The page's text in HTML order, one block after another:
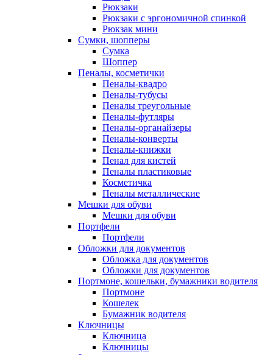
Рюкзаки
Рюкзаки с эргономичной спинкой
Рюкзак мини
Сумки, шопперы
Сумка
Шоппер
Пеналы, косметички
Пеналы-квадро
Пеналы-тубусы
Пеналы треугольные
Пеналы-футляры
Пеналы-органайзеры
Пеналы-конверты
Пеналы-книжки
Пенал для кистей
Пеналы пластиковые
Косметичка
Пеналы металлические
Мешки для обуви
Мешки для обуви
Портфели
Портфели
Обложки для документов
Обложка для документов
Обложки для документов
Портмоне, кошельки, бумажники водителя
Портмоне
Кошелек
Бумажник водителя
Ключницы
Ключница
Ключницы